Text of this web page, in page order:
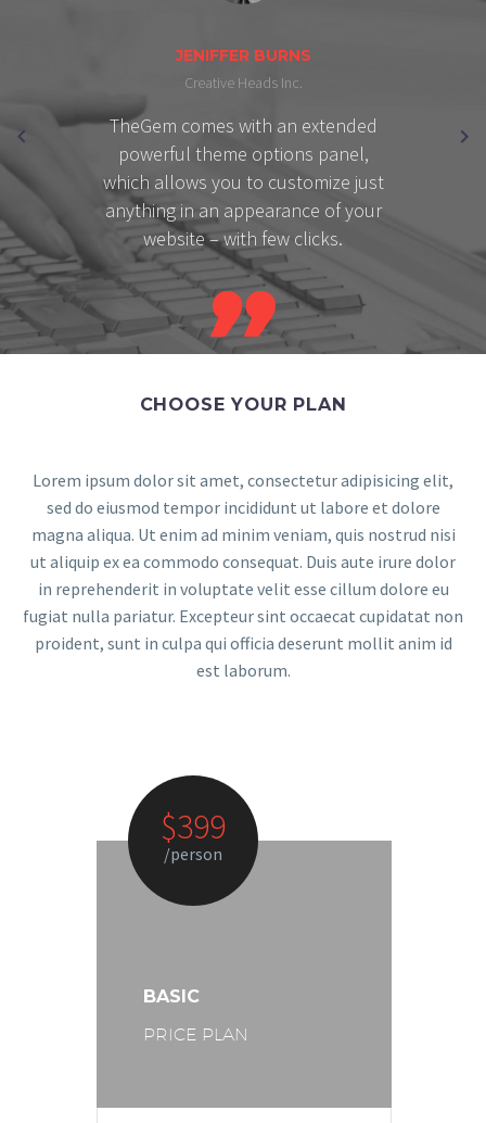
JENIFFER BURNS
Creative Heads Inc.
TheGem comes with an extended
powerful theme options panel,
which allows you to customize just
anything in an appearance of your
website – with few clicks.

CHOOSE YOUR PLAN
Lorem ipsum dolor sit amet, consectetur adipisicing elit,
sed do eiusmod tempor incididunt ut labore et dolore
magna aliqua. Ut enim ad minim veniam, quis nostrud nisi
ut aliquip ex ea commodo consequat. Duis aute irure dolor
in reprehenderit in voluptate velit esse cillum dolore eu
fugiat nulla pariatur. Excepteur sint occaecat cupidatat non
proident, sunt in culpa qui officia deserunt mollit anim id
est laborum.
BASIC
PRICE PLAN
$399
/person